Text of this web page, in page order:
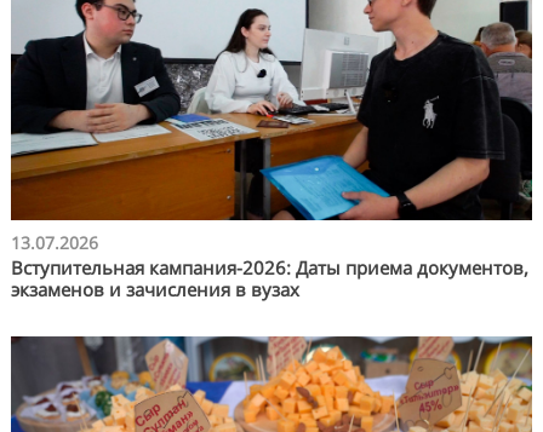
13.07.2026
Вступительная кампания-2026: Даты приема документов,
экзаменов и зачисления в вузах